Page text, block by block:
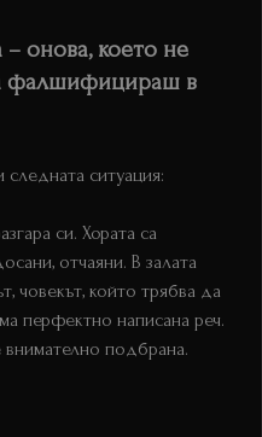
– онова, което не
фалшифицираш в
следната ситуация:
си. Хората са
отчаяни. В залата
човекът, който трябва да
перфектно написана реч.
внимателно подбрана.